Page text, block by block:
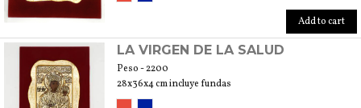
Add to cart
LA VIRGEN DE LA SALUD
Peso - 2200
28x36x4 cm incluye fundas